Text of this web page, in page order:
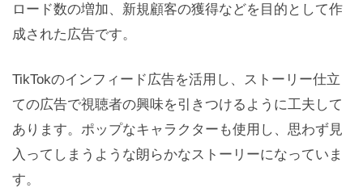
ロード数の増加、新規顧客の獲得などを目的として作
成された広告です。
TikTokのインフィード広告を活用し、ストーリー仕立
ての広告で視聴者の興味を引きつけるように工夫して
あります。ポップなキャラクターも使用し、思わず見
入ってしまうような朗らかなストーリーになっていま
す。